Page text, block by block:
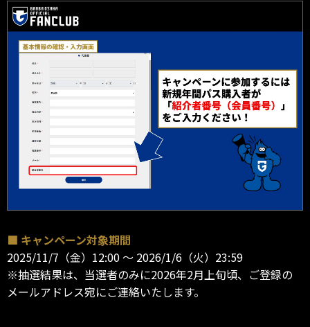
■ キャンペーン対象期間
2025/11/7（金）12:00 ～ 2026/1/6（火）23:59
※抽選結果は、当選者のみに2026年2月上旬頃、ご登録の
メールアドレス宛にご連絡いたします。